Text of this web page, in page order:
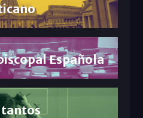
Española
tantos